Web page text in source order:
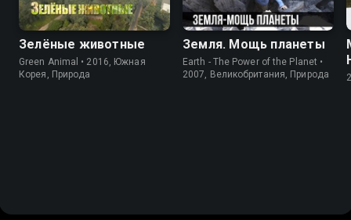
Зелёные животные
Green Animal • 2016, Южная
Корея, Природа
Земля. Мощь планеты
Earth - The Power of the Planet •
2007, Великобритания, Природа